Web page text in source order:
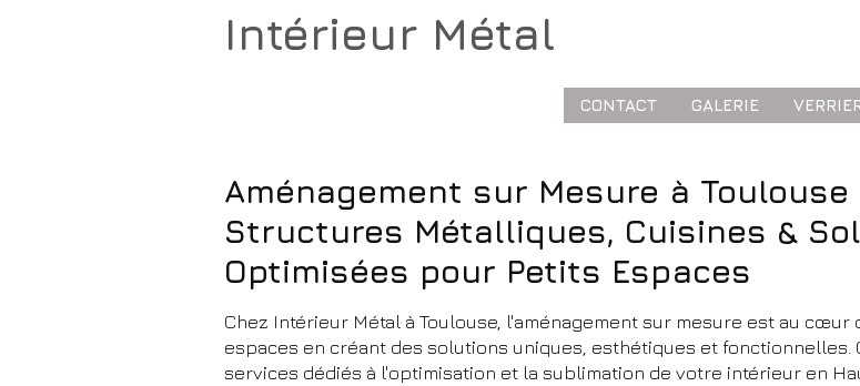
Intérieur Métal
CONTACT GALERIE
Aménagement sur Mesure à Toulouse
Structures Métalliques, Cuisines &
Optimisées pour Petits Espaces
Chez Intérieur Métal à Toulouse, l'aménagement sur mesure est au
espaces en créant des solutions uniques, esthétiques et
services dédiés à l'optimisation et la sublimation de votre intérieur en